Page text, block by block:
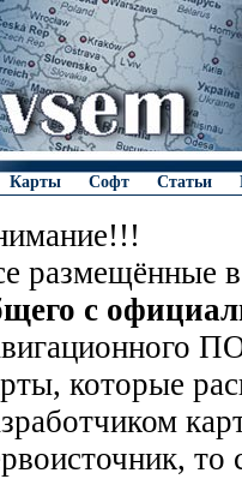
Карты Софт Статьи
размещённые
с
которые